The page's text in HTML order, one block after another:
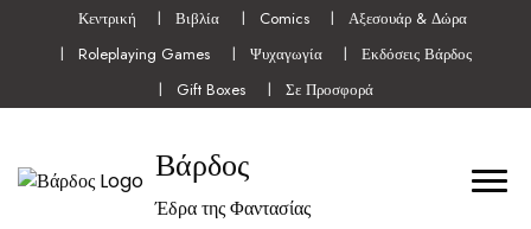
Κεντρική Βιβλία Comics
Αξεσουάρ & Δώρα
Roleplaying Games
Ψυχαγωγία
Εκδόσεις Βάρδος
Gift Boxes
Σε Προσφορά
Βάρδος
Έδρα της Φαντασίας